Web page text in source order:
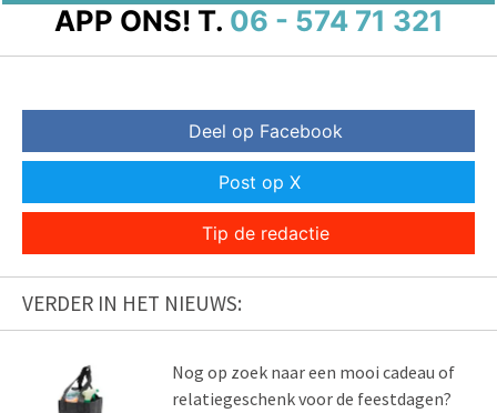
APP ONS! T. 06 - 574 71 321
Deel op Facebook
Post op X
Tip de redactie
VERDER IN HET NIEUWS:
Nog op zoek naar een mooi cadeau of
relatiegeschenk voor de feestdagen?